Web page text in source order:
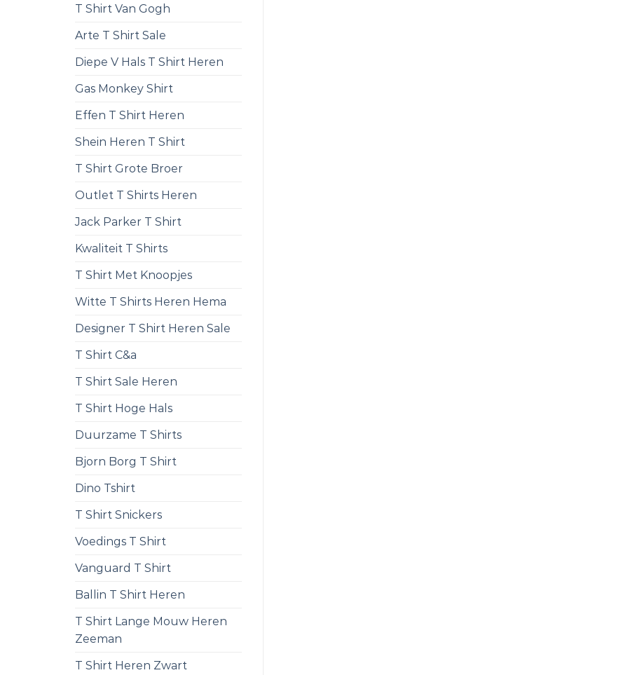
T Shirt Van Gogh
Arte T Shirt Sale
Diepe V Hals T Shirt Heren
Gas Monkey Shirt
Effen T Shirt Heren
Shein Heren T Shirt
T Shirt Grote Broer
Outlet T Shirts Heren
Jack Parker T Shirt
Kwaliteit T Shirts
T Shirt Met Knoopjes
Witte T Shirts Heren Hema
Designer T Shirt Heren Sale
T Shirt C&a
T Shirt Sale Heren
T Shirt Hoge Hals
Duurzame T Shirts
Bjorn Borg T Shirt
Dino Tshirt
T Shirt Snickers
Voedings T Shirt
Vanguard T Shirt
Ballin T Shirt Heren
T Shirt Lange Mouw Heren
Zeeman
T Shirt Heren Zwart